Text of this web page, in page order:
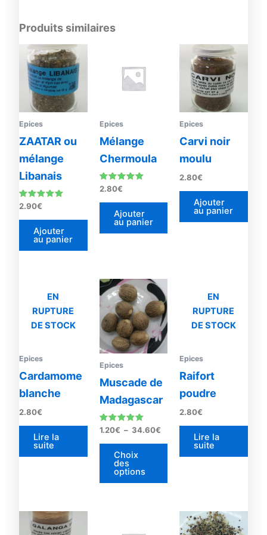
Produits similaires
Epices
ZAATAR ou
mélange
Libanais
Note
4.90
sur 5
2.90€
Ajouter
au panier
Epices
Mélange
Chermoula
Note
5.00
sur 5
2.80€
Ajouter
au panier
Epices
Carvi noir
moulu
2.80€
Ajouter
au panier
EN
RUPTURE
DE STOCK
Epices
Cardamome
blanche
2.80€
Lire la
suite
Epices
Muscade de
Madagascar
Note
5.00
sur 5
1.20€ – 34.60€
de
prix :
1.20€
à
34.60€
Choix
des
options
produit
plusieurs
Les
options
être
choisies
sur
la
page
produit
EN
RUPTURE
DE STOCK
Epices
Raifort
poudre
2.80€
Lire la
suite